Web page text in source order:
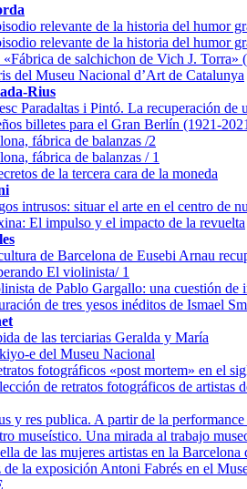
relevante de la historia del humor
relevante de la historia del humor
«Fábrica de salchichon de Vich J.
del Museu Nacional d’Art de Catalunya
Rius
Paradaltas i Pintó. La recuperación de
billetes para el Gran Berlín (1921-
fábrica de balanzas /2
fábrica de balanzas / 1
de la tercera cara de la moneda
intrusos: situar el arte en el centro de
El impulso y el impacto de la revuelta
de Barcelona de Eusebi Arnau
El violinista/ 1
de Pablo Gargallo: una cuestión de
de tres yesos inéditos de Ismael
de las terciarias Geralda y María
e del Museu Nacional
fotográficos «post mortem» en el
de retratos fotográficos de artistas
y res publica. A partir de la
museístico. Una mirada al trabajo
de las mujeres artistas en la
de la exposición Antoni Fabrés en el